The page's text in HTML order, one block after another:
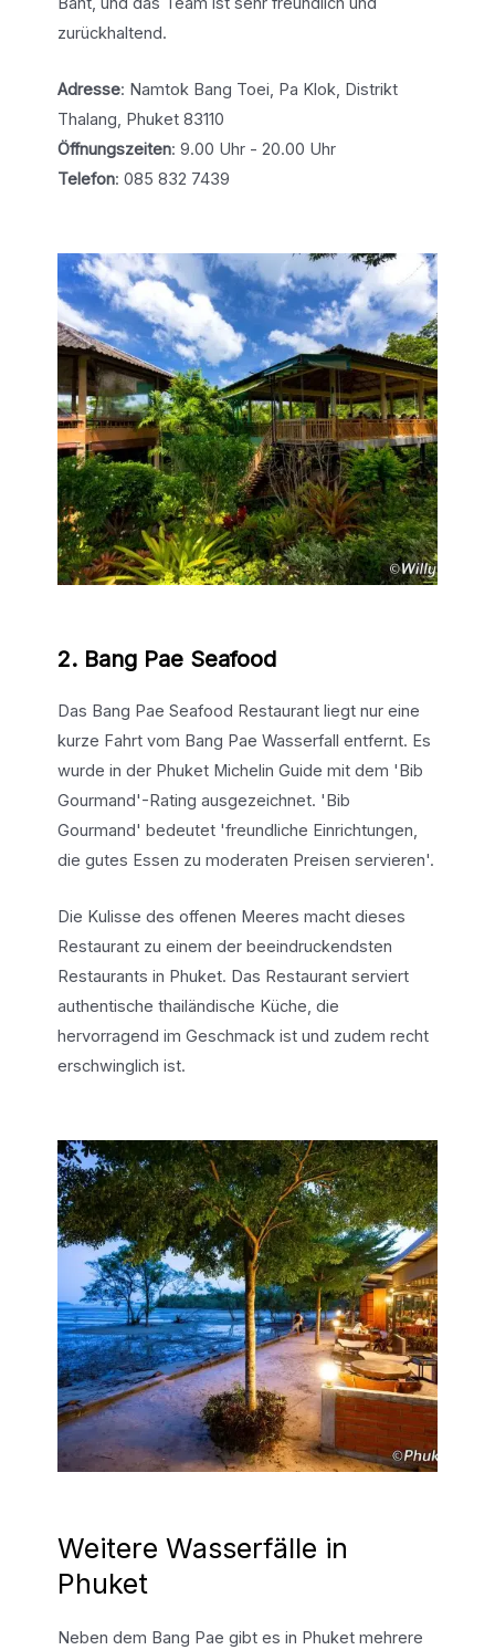
zurückhaltend.
Adresse: Namtok Bang Toei, Pa Klok, Distrikt
Thalang, Phuket 83110
Öffnungszeiten: 9.00 Uhr - 20.00 Uhr
Telefon: 085 832 7439
2. Bang Pae Seafood
Das Bang Pae Seafood Restaurant liegt nur eine
kurze Fahrt vom Bang Pae Wasserfall entfernt. Es
wurde in der Phuket Michelin Guide mit dem 'Bib
Gourmand'-Rating ausgezeichnet. 'Bib
Gourmand' bedeutet 'freundliche Einrichtungen,
die gutes Essen zu moderaten Preisen servieren'.
Die Kulisse des offenen Meeres macht dieses
Restaurant zu einem der beeindruckendsten
Restaurants in Phuket. Das Restaurant serviert
authentische thailändische Küche, die
hervorragend im Geschmack ist und zudem recht
erschwinglich ist.
Weitere Wasserfälle in
Phuket
Neben dem Bang Pae gibt es in Phuket mehrere